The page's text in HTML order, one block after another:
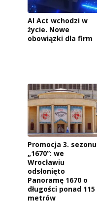
AI Act wchodzi w
życie. Nowe
obowiązki dla firm
Promocja 3. sezonu
„1670”: we
Wrocławiu
odsłonięto
Panoramę 1670 o
długości ponad 115
metrów